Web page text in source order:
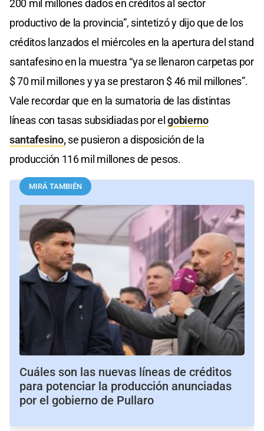
200 mil millones dados en créditos al sector
productivo de la provincia”, sintetizó y dijo que de los
créditos lanzados el miércoles en la apertura del stand
santafesino en la muestra “ya se llenaron carpetas por
$ 70 mil millones y ya se prestaron $ 46 mil millones”.
Vale recordar que en la sumatoria de las distintas
líneas con tasas subsidiadas por elgobierno
santafesino,se pusieron a disposición de la
producción 116 mil millones de pesos.
MIRÁ TAMBIÉN
Cuáles son las nuevas líneas de créditos
para potenciar la producción anunciadas
por el gobierno de Pullaro